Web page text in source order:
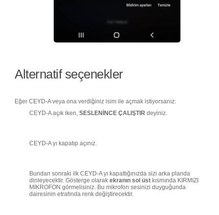
Alternatif seçenekler
Eğer CEYD-A veya ona verdiğiniz isim ile açmak istiyorsanız:
CEYD-A açık iken, SESLENİNCE ÇALIŞTIR deyiniz.
CEYD-A yı kapatıp açınız.
Bundan sonraki ilk CEYD-A yı kapattığınızda sizi arka planda
dinleyecektir. Gösterge olarak ekranın sol üst kısmında KIRMIZI
MİKROFON görmelisiniz. Bu mikrofon sesinizi duyguğunda
dairesinin etrafında renk değiştirecektir.